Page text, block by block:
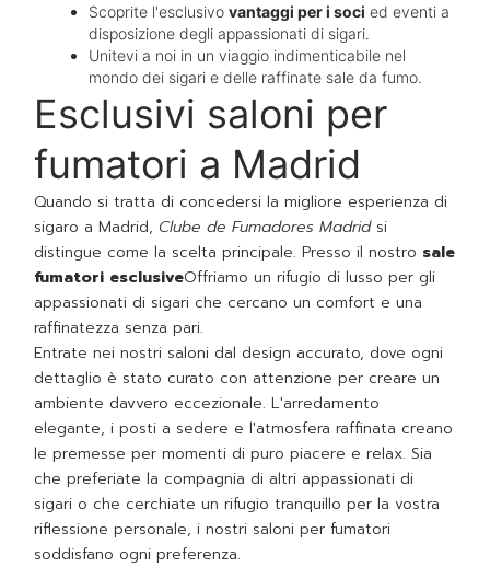
Scoprite l'esclusivovantaggi per i soci ed eventi a
disposizione degli appassionati di sigari.
Unitevi a noi in un viaggio indimenticabile nel
mondo dei sigari e delle raffinate sale da fumo.
Esclusivi saloni per
fumatori a Madrid
Quando si tratta di concedersi la migliore esperienza di
sigaro a Madrid, Clube de Fumadores Madridsi
distingue come la scelta principale. Presso il nostro sale
fumatori esclusiveOffriamo un rifugio di lusso per gli
appassionati di sigari che cercano un comfort e una
raffinatezza senza pari.
Entrate nei nostri saloni dal design accurato, dove ogni
dettaglio è stato curato con attenzione per creare un
ambiente davvero eccezionale. L'arredamento
elegante, i posti a sedere e l'atmosfera raffinata creano
le premesse per momenti di puro piacere e relax. Sia
che preferiate la compagnia di altri appassionati di
sigari o che cerchiate un rifugio tranquillo per la vostra
riflessione personale, i nostri saloni per fumatori
soddisfano ogni preferenza.